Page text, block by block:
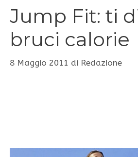
Jump Fit: ti
bruci calorie
8 Maggio 2011 di Redazione